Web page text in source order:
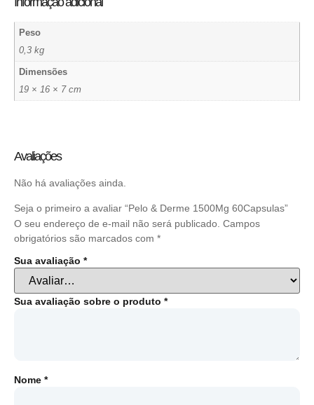
Peso
0,3 kg
Dimensões
19 × 16 × 7 cm
Avaliações
Não há avaliações ainda.
Seja o primeiro a avaliar “Pelo & Derme 1500Mg 60Capsulas”
O seu endereço de e-mail não será publicado. Campos
obrigatórios são marcados com *
Sua avaliação *
Sua avaliação sobre o produto *
Nome *